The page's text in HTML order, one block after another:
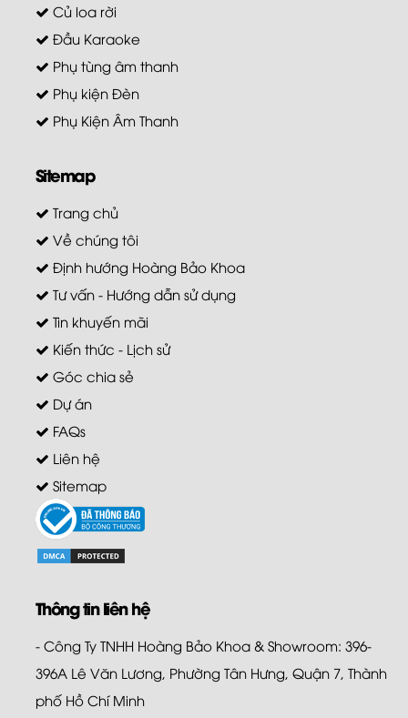
Củ loa rời
Đầu Karaoke
Phụ tùng âm thanh
Phụ kiện Đèn
Phụ Kiện Âm Thanh
Sitemap
Trang chủ
Về chúng tôi
Định hướng Hoàng Bảo Khoa
Tư vấn - Hướng dẫn sử dụng
Tin khuyến mãi
Kiến thức - Lịch sử
Góc chia sẻ
Dự án
FAQs
Liên hệ
Sitemap
Thông tin liên hệ
- Công Ty TNHH Hoàng Bảo Khoa & Showroom: 396-
396A Lê Văn Lương, Phường Tân Hưng, Quận 7, Thành
phố Hồ Chí Minh